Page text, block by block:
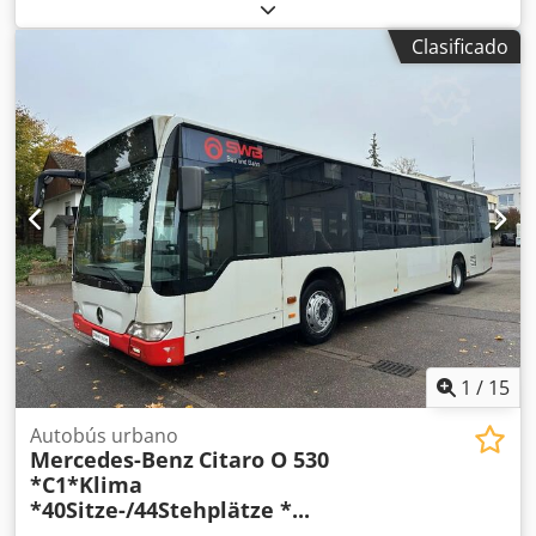
2009
Citaro con aire acondicionado ¡Vehículo siniestrado!
¡Funciona de manera limitada! ¡Desplazamiento posible
de aire acondicionado en el techo • 220 kW / 299 CV •
Cambio automático • Cilindrada: 11.967 cm³ • Retardador •
ASR-ABS • 3 puertas dobles de acceso • Elevalunas
eléctricos • Espejos exteriores eléctricos y calefactados • 2
ventanas abatibles • Rampa para silla de ruedas • 31
plazas sentadas Crsdpjwmpdxjfx Ackjf • 57 plazas de pie -
1ª mano - Autobús urbano alemán Errores y venta previa
reservados
Clasificado
1 / 15
Autobús urbano
Mercedes-Benz Citaro O 530
*C1*Klima
*40Sitze-/44Stehplätze *...